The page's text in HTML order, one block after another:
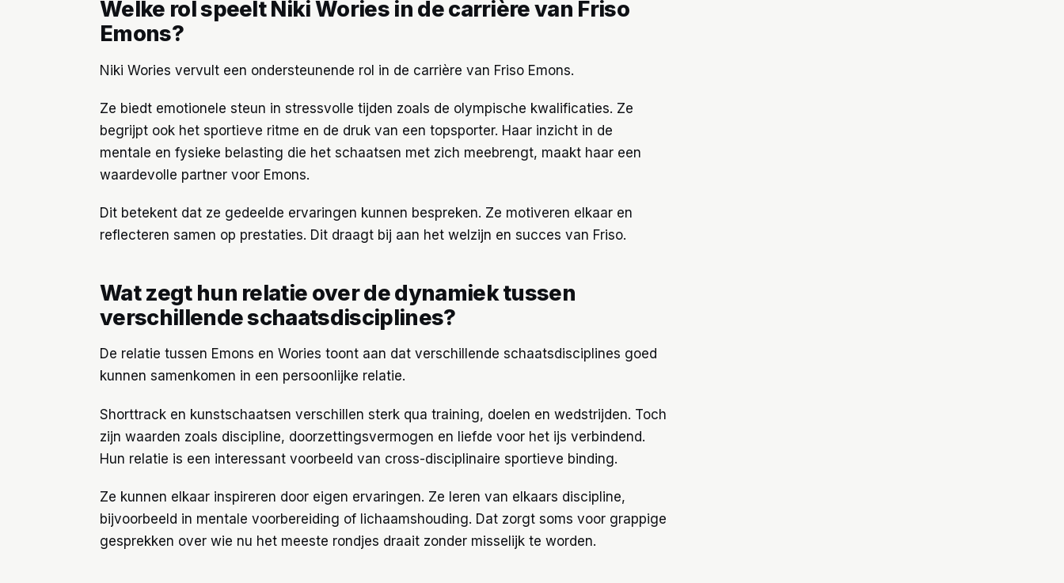
Welke rol speelt Niki Wories in de carrière van Friso
Emons?
Niki Wories vervult een ondersteunende rol in de carrière van Friso Emons.
Ze biedt emotionele steun in stressvolle tijden zoals de olympische kwalificaties. Ze
begrijpt ook het sportieve ritme en de druk van een topsporter. Haar inzicht in de
mentale en fysieke belasting die het schaatsen met zich meebrengt, maakt haar een
waardevolle partner voor Emons.
Dit betekent dat ze gedeelde ervaringen kunnen bespreken. Ze motiveren elkaar en
reflecteren samen op prestaties. Dit draagt bij aan het welzijn en succes van Friso.
Wat zegt hun relatie over de dynamiek tussen
verschillende schaatsdisciplines?
De relatie tussen Emons en Wories toont aan dat verschillende schaatsdisciplines goed
kunnen samenkomen in een persoonlijke relatie.
Shorttrack en kunstschaatsen verschillen sterk qua training, doelen en wedstrijden. Toch
zijn waarden zoals discipline, doorzettingsvermogen en liefde voor het ijs verbindend.
Hun relatie is een interessant voorbeeld van cross-disciplinaire sportieve binding.
Ze kunnen elkaar inspireren door eigen ervaringen. Ze leren van elkaars discipline,
bijvoorbeeld in mentale voorbereiding of lichaamshouding. Dat zorgt soms voor grappige
gesprekken over wie nu het meeste rondjes draait zonder misselijk te worden.